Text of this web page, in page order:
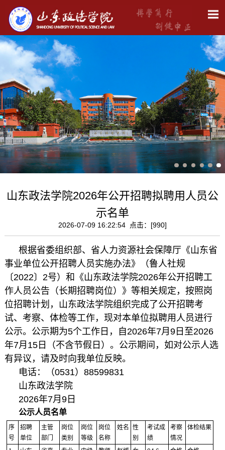
山东政法学院2026年公开招聘拟聘用人员公
示名单
2026-07-09 16:22:54 点击：[990]
根据省委组织部、省人力资源社会保障厅《山东省
事业单位公开招聘人员实施办法》（鲁人社规
〔2022〕2号）和《山东政法学院2026年公开招聘工
作人员公告（长期招聘岗位）》等相关规定，按照岗
位招聘计划，山东政法学院组织完成了公开招聘考
试、考察、体检等工作，现对本单位拟聘用人员进行
公示。公示期为5个工作日，自2026年7月9日至2026
年7月15日（不含节假日）。公示期间，如对公示人选
有异议，请及时向我单位反映。
电话：（0531）88599831
山东政法学院
2026年7月9日
公示人员名单
序
号
招聘
单位
主管
部门
岗位
类别
岗位
等级
岗位
名称
姓名 性
别
考试成
绩
考察
情况
体检结果